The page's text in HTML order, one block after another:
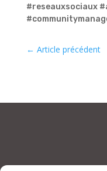
#reseauxsociaux
← Article précédent